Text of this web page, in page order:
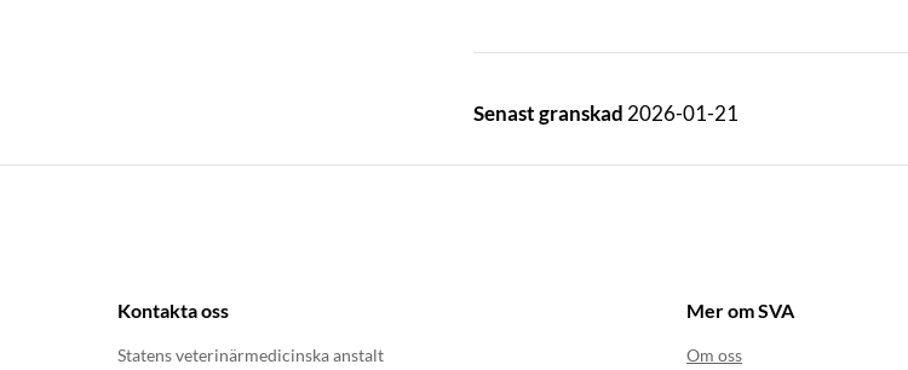
Senast granskad 2026-01-21
Kontakta oss
Statens veterinärmedicinska anstalt
Mer om SVA
Om oss